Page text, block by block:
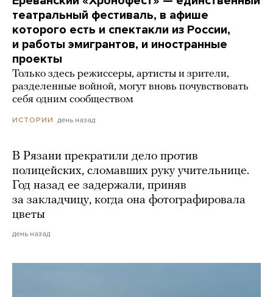
театральный фестиваль, в афише
которого есть и спектакли из России,
и работы эмигрантов, и иностранные
проекты
Только здесь режиссеры, артисты и зрители,
разделенные войной, могут вновь почувствовать
себя одним сообществом
ИСТОРИИ день назад
В Рязани прекратили дело против
полицейских, сломавших руку учительнице.
Год назад ее задержали, приняв
за закладчицу, когда она фотографировала
цветы
день назад